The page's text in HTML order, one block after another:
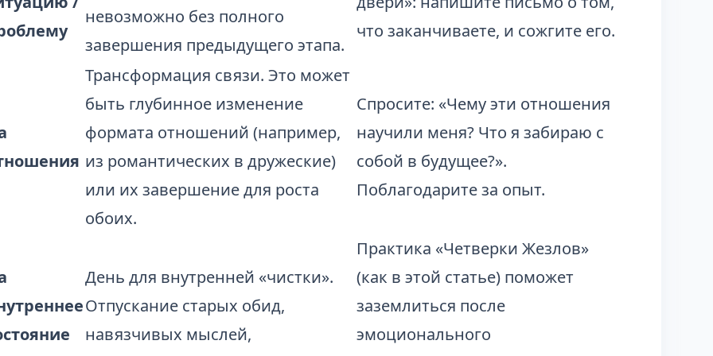
невозможно без полного
завершения предыдущего этапа.
что заканчиваете, и сожгите его.
Трансформация связи. Это может
быть глубинное изменение
формата отношений (например,
из романтических в дружеские)
или их завершение для роста
обоих.
Спросите: «Чему эти отношения
научили меня? Что я забираю с
собой в будущее?».
Поблагодарите за опыт.
День для внутренней «чистки».
Отпускание старых обид,
навязчивых мыслей,
Практика «Четверки Жезлов»
(как в этой статье) поможет
заземлиться после
эмоционального